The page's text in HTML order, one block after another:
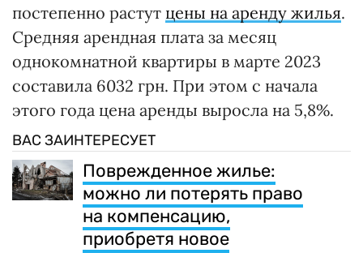
постепенно растут цены на аренду жилья.
Средняя арендная плата за месяц
однокомнатной квартиры в марте 2023
составила 6032 грн. При этом с начала
этого года цена аренды выросла на 5,8%.
ВАС ЗАИНТЕРЕСУЕТ
Поврежденное жилье:
можно ли потерять право
на компенсацию,
приобретя новое